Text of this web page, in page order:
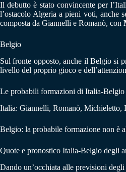
Il debutto è stato convincente per
l’ostacolo Algeria a pieni voti, anche
composta da Giannelli e Romanò, con
Belgio
Sul fronte opposto, anche il Belgio si
livello del proprio gioco e
Le probabili formazioni di Italia-Belgio
Italia: Giannelli, Romanò,
Belgio: la probabile formazione non è
Quote e pronostico Italia-Belgio degli
Dando un’occhiata alle previsioni